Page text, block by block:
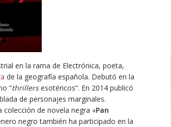
en la rama de Electrónica, poeta,
de la geografía española. Debutó en la
“thrillersesotéricos”. En 2014 publicó
de personajes marginales.
colección de novela negra «Pan
negro también ha participado en la